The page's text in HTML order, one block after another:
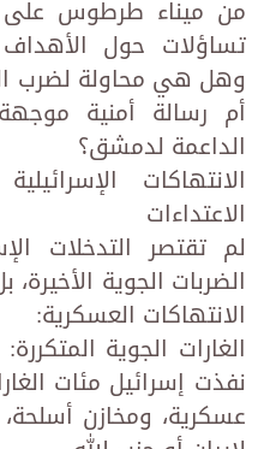
من ميناء طرطوس على
تساؤلات حول الأهداف
وهل هي محاولة لضرب
أم رسالة أمنية
الداعمة لدمشق؟
الانتهاكات
الاعتداءات
لم تقتصر التدخلات
الضربات الجوية
الانتهاكات العسكرية:
الغارات الجوية
نفذت إسرائيل مئات
عسكرية، ومخازن